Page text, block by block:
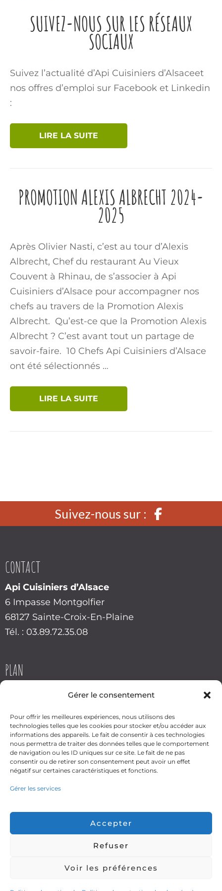
Gérer le consentement
Pour offrir les meilleures expériences, nous utilisons des
technologies telles que les cookies pour stocker et/ou accéder aux
informations des appareils. Le fait de consentir à ces technologies
nous permettra de traiter des données telles que le comportement
de navigation ou les ID uniques sur ce site. Le fait de ne pas
consentir ou de retirer son consentement peut avoir un effet
négatif sur certaines caractéristiques et fonctions.
Gérer les services
Accepter
Refuser
Voir les préférences
SUIVEZ-NOUS SUR LES RÉSEAUX
SOCIAUX
Suivez l’actualité d’Api Cuisiniers d’Alsaceet
nos offres d’emploi sur Facebook et Linkedin
:
LIRE LA SUITE
PROMOTION ALEXIS ALBRECHT 2024-
2025
Après Olivier Nasti, c’est au tour d’Alexis
Albrecht, Chef du restaurant Au Vieux
Couvent à Rhinau, de s’associer à Api
Cuisiniers d’Alsace pour accompagner nos
chefs au travers de la Promotion Alexis
Albrecht. Qu’est-ce que la Promotion Alexis
Albrecht ? C’est avant tout un partage de
savoir-faire. 10 Chefs Api Cuisiniers d’Alsace
ont été sélectionnés …
LIRE LA SUITE
Suivez-nous sur :
CONTACT
Api Cuisiniers d’Alsace
6 Impasse Montgolfier
68127 Sainte-Croix-En-Plaine
Tél. : 03.89.72.35.08
PLAN
Cliquez pour accepter les
cookies marketing et activer
ce contenu